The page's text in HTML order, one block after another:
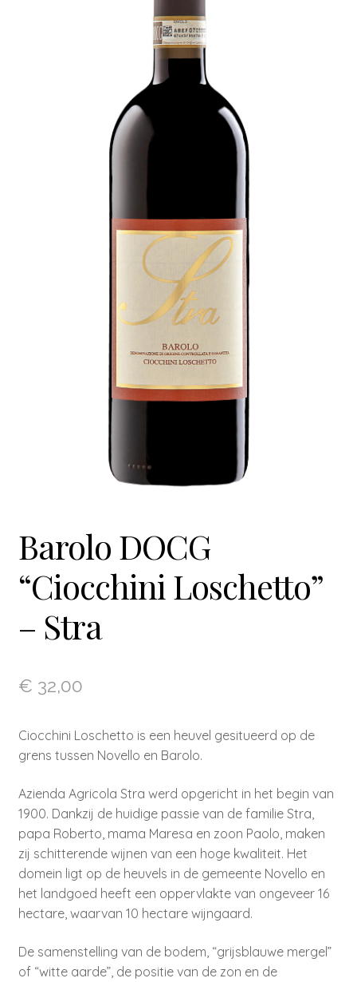
Barolo DOCG
“Ciocchini Loschetto”
– Stra
€ 32,00
Ciocchini Loschetto is een heuvel gesitueerd op de
grens tussen Novello en Barolo.
Azienda Agricola Stra werd opgericht in het begin van
1900. Dankzij de huidige passie van de familie Stra,
papa Roberto, mama Maresa en zoon Paolo, maken
zij schitterende wijnen van een hoge kwaliteit. Het
domein ligt op de heuvels in de gemeente Novello en
het landgoed heeft een oppervlakte van ongeveer 16
hectare, waarvan 10 hectare wijngaard.
De samenstelling van de bodem, “grijsblauwe mergel”
of “witte aarde”, de positie van de zon en de